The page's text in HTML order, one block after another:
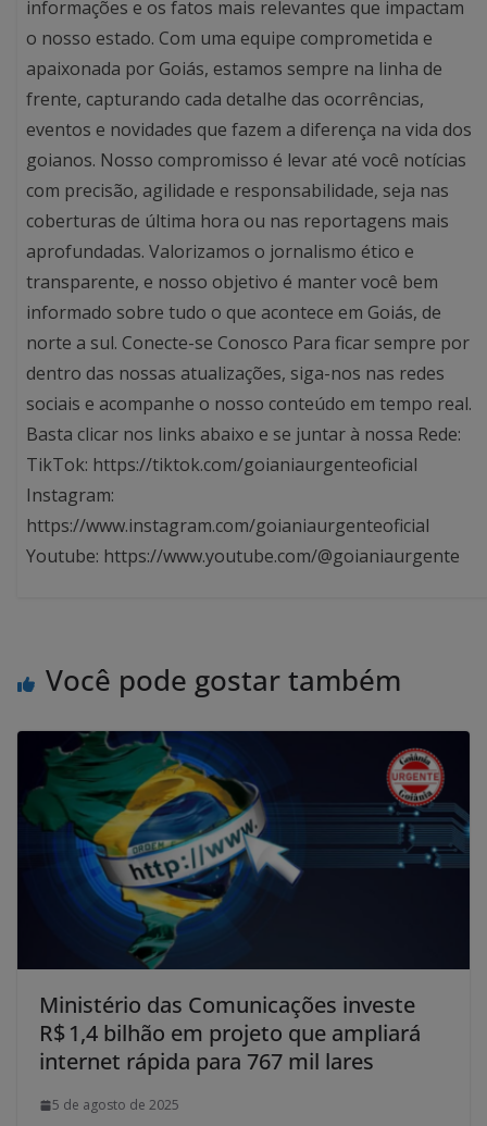
informações e os fatos mais relevantes que impactam
o nosso estado. Com uma equipe comprometida e
apaixonada por Goiás, estamos sempre na linha de
frente, capturando cada detalhe das ocorrências,
eventos e novidades que fazem a diferença na vida dos
goianos. Nosso compromisso é levar até você notícias
com precisão, agilidade e responsabilidade, seja nas
coberturas de última hora ou nas reportagens mais
aprofundadas. Valorizamos o jornalismo ético e
transparente, e nosso objetivo é manter você bem
informado sobre tudo o que acontece em Goiás, de
norte a sul. Conecte-se Conosco Para ficar sempre por
dentro das nossas atualizações, siga-nos nas redes
sociais e acompanhe o nosso conteúdo em tempo real.
Basta clicar nos links abaixo e se juntar à nossa Rede:
TikTok: https://tiktok.com/goianiaurgenteoficial
Instagram:
https://www.instagram.com/goianiaurgenteoficial
Youtube: https://www.youtube.com/@goianiaurgente
Você pode gostar também
Ministério das Comunicações investe
R$ 1,4 bilhão em projeto que ampliará
internet rápida para 767 mil lares
5 de agosto de 2025